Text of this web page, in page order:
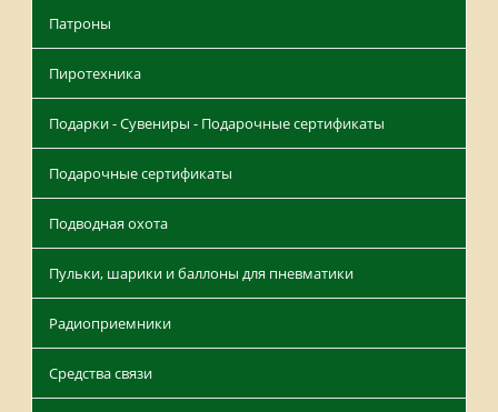
Патроны
Пиротехника
Подарки - Сувениры - Подарочные сертификаты
Подарочные сертификаты
Подводная охота
Пульки, шарики и баллоны для пневматики
Радиоприемники
Средства связи